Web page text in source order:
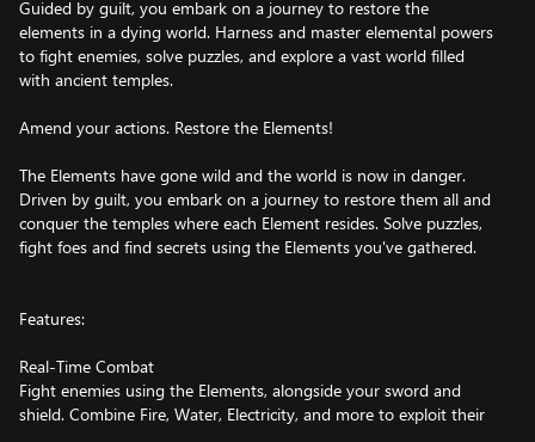
Guided by guilt, you embark on a journey to restore the
elements in a dying world. Harness and master elemental powers
to fight enemies, solve puzzles, and explore a vast world filled
with ancient temples.
Amend your actions. Restore the Elements!
The Elements have gone wild and the world is now in danger.
Driven by guilt, you embark on a journey to restore them all and
conquer the temples where each Element resides. Solve puzzles,
fight foes and find secrets using the Elements you've gathered.
Features:
Real-Time Combat
Fight enemies using the Elements, alongside your sword and
shield. Combine Fire, Water, Electricity, and more to exploit their